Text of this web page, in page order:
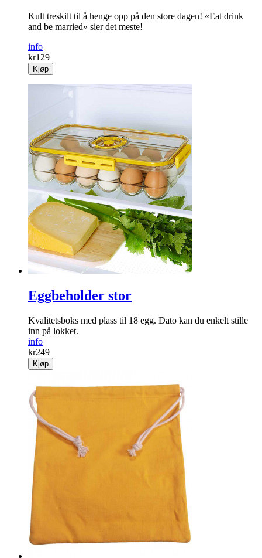
Kult treskilt til å henge opp på den store dagen! «Eat drink
and be married» sier det meste!
info
kr129
Kjøp
Eggbeholder stor
Kvalitetsboks med plass til 18 egg. Dato kan du enkelt stille
inn på lokket.
info
kr249
Kjøp